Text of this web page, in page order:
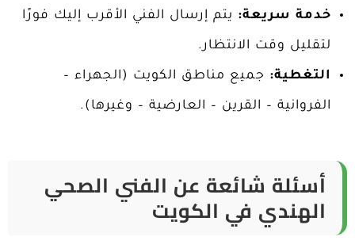
خدمة سريعة: يتم إرسال الفني الأقرب إليك فورًا
لتقليل وقت الانتظار.
التغطية: جميع مناطق الكويت (الجهراء –
الفروانية – القرين – العارضية – وغيرها).
أسئلة شائعة عن الفني الصحي
الهندي في الكويت